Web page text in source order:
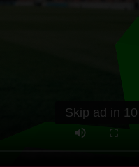
Skip ad in 10